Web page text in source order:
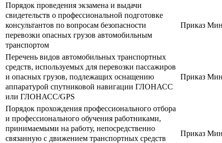
Порядок проведения экзамена и выдачи
свидетельств о профессиональной подготовке
консультантов по вопросам безопасности
перевозки опасных грузов автомобильным
транспортом
Приказ
Перечень видов автомобильных транспортных
средств, используемых для перевозки пассажиров
и опасных грузов, подлежащих оснащению
аппаратурой спутниковой навигации ГЛОНАСС
или ГЛОНАСС/GPS
Приказ
Порядок прохождения профессионального отбора
и профессионального обучения работниками,
принимаемыми на работу, непосредственно
связанную с движением транспортных средств
Приказ